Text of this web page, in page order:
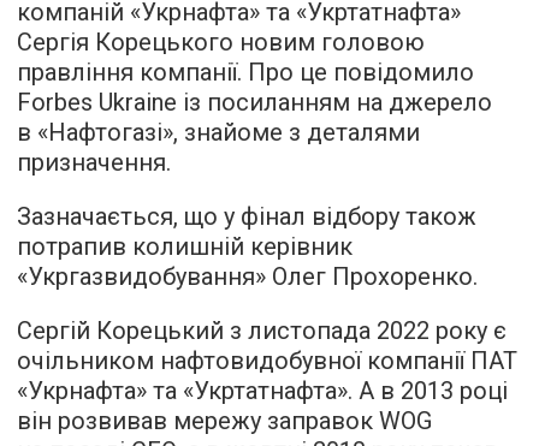
компаній «Укрнафта» та «Укртатнафта»
Сергія Корецького новим головою
правління компанії. Про це повідомило
Forbes Ukraine із посиланням на джерело
в «Нафтогазі», знайоме з деталями
призначення.
Зазначається, що у фінал відбору також
потрапив колишній керівник
«Укргазвидобування» Олег Прохоренко.
Сергій Корецький з листопада 2022 року є
очільником нафтовидобувної компанії ПАТ
«Укрнафта» та «Укртатнафта». А в 2013 році
він розвивав мережу заправок WOG